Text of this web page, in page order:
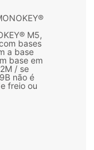
M5,
bases
a base
base em
/ se
não é
freio ou